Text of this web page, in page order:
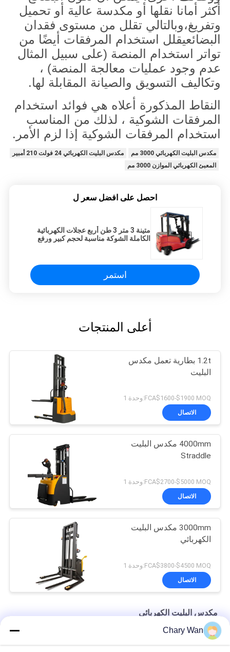
أكثر أمانا نقلها أو مكدسة عالية أو تحميل
وتفريغ،وبالتالي تقلل من مستوى فقدان
البضائعيقلل استخدام المرفقات أيضًا من
تواتر استخدام المنصة (على سبيل المثال
عدم وجود عمليات معالجة المنصة) ،
وتكاليف التسويق والصيانة المقابلة لها.
النقاط المذكورة أعلاه هي فوائد استخدام
المرفقات الشوكية ، لذلك من المناسب
استخدام المرفقات الشوكية إذا لزم الأمر.
مكدس البليت الكهربائي 3000 مم
مكدس البليت الكهربائي 24 فولت 210 أمبير
المعبئ الكهربائي الموازن 3000 مم
احصل على افضل سعر ل
متينة 3 متر 3 طن أربع عجلات الكهربائية
الكاملة الشوكة مناسبة لحجم كبير ورفع
استمر
أعلى المنتجات
1.2t بطارية تعمل مكدس
البليت
FCA$1600-$1900 MOQ:وحدة 1
الاتصال
4000mm مكدس البليت
Straddle
FCA$2700-$5000 MOQ:وحدة 1
الاتصال
3000mm مكدس البليت
الكهربائي
FCA$3800-$4500 MOQ:وحدة 1
الاتصال
مكدس البليت الكهربائي
منخفضة سقف KAD الحرة رفع 2000kg مكدس البليت الكهربائية
Chary Wan